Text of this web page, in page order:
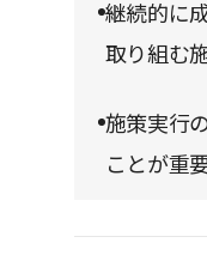
継続的に
取り組む
施策実行
ことが重要